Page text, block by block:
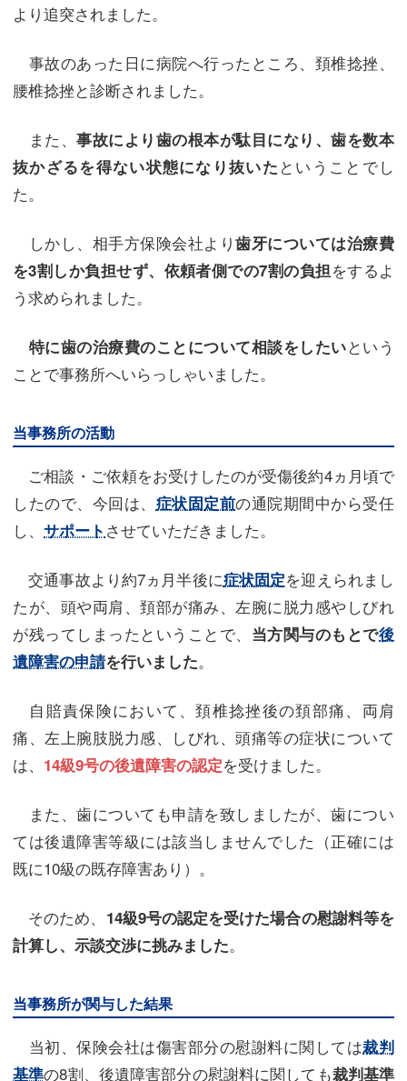
より追突されました。
事故のあった日に病院へ行ったところ、頚椎捻挫、
腰椎捻挫と診断されました。
また、事故により歯の根本が駄目になり、歯を数本
抜かざるを得ない状態になり抜いた ということでし
た。
しかし、相手方保険会社より歯牙については治療費
を3割しか負担せず、依頼者側での7割の負担をするよ
う求められました。
特に歯の治療費のことについて相談をしたいという
ことで事務所へいらっしゃいました。
当事務所の活動
ご相談・ご依頼をお受けしたのが受傷後約4ヵ月頃で
したので、今回は、 症状固定前の通院期間中から受任
し、 サポート させていただきました。
交通事故より約7ヵ月半後に症状固定を迎えられまし
たが、頭や両肩、頚部が痛み、左腕に脱力感やしびれ
が残ってしまったということで、 当方関与のもとで後
遺障害の申請を行いました。
自賠責保険において、頚椎捻挫後の頚部痛、両肩
痛、左上腕肢脱力感、しびれ、頭痛等の症状について
は、 14級9号の後遺障害の認定を受けました。
また、歯についても申請を致しましたが、歯につい
ては後遺障害等級には該当しませんでした（正確には
既に10級の既存障害あり）。
そのため、 14級9号の認定を受けた場合の慰謝料等を
計算し、示談交渉に挑みました。
当事務所が関与した結果
当初、保険会社は傷害部分の慰謝料に関しては裁判
基準の8割、後遺障害部分の慰謝料に関しても裁判基準